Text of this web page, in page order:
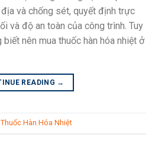
và chống sét, quyết định trực
và độ an toàn của công trình. Tuy
nên mua thuốc hàn hóa nhiệt ở
READING →
Thuốc Hàn Hóa Nhiệt